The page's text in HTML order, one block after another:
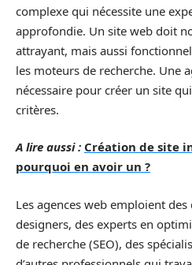
complexe qui nécessite une
approfondie. Un site web doit
attrayant, mais aussi
les moteurs de recherche. Une
nécessaire pour créer un site
critères.
A lire aussi : Création de site
pourquoi en avoir un ?
Les agences web emploient
designers, des experts en
de recherche (SEO), des